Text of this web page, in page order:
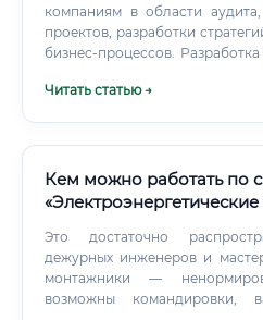
компаниям в области
проектов, разработки
бизнес-процессов.
технико-экономическое
зависит от региона,
ответственности и опыта
Читать статью →
Кем можно работать по
Это достаточно
дежурных инженеров и
монтажники —
возможны командировки,